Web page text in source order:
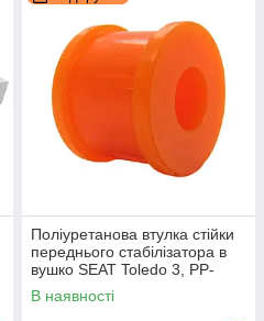
Поліуретанова втулка стійки
переднього стабілізатора в
вушко SEAT Toledo 3, PP-
0012a
В наявності